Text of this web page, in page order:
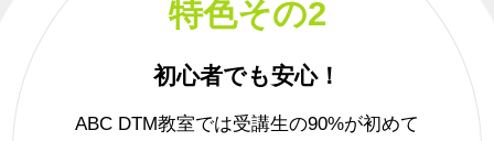
特色その2
初心者でも安心！
ABC DTM教室では受講生の90%が初めて